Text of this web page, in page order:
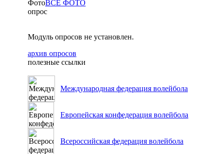
ФотоВСЕ ФОТО
опрос
Модуль опросов не установлен.
архив опросов
полезные ссылки
Международная федерация волейбола
Европейская конфедерация волейбола
Всероссийская федерация волейбола